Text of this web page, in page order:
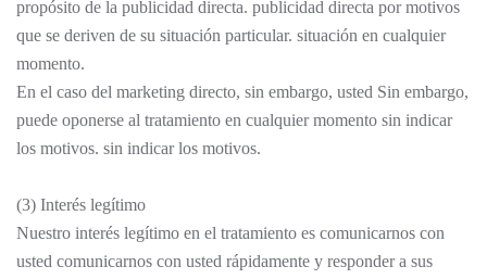
propósito de la publicidad directa. publicidad directa por motivos
que se deriven de su situación particular. situación en cualquier
momento.
En el caso del marketing directo, sin embargo, usted Sin embargo,
puede oponerse al tratamiento en cualquier momento sin indicar
los motivos. sin indicar los motivos.
(3) Interés legítimo
Nuestro interés legítimo en el tratamiento es comunicarnos con
usted comunicarnos con usted rápidamente y responder a sus